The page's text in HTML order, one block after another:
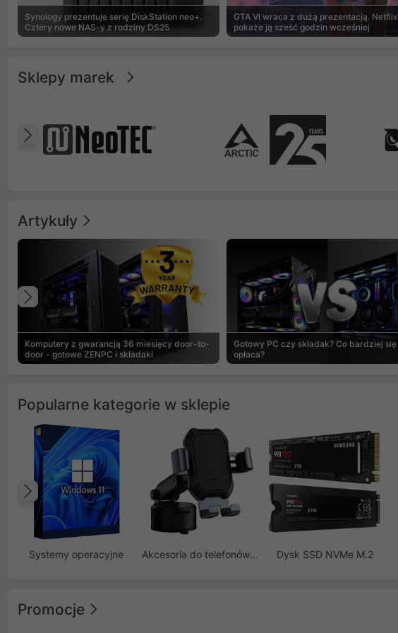
Synology prezentuje serię DiskStation neo+.
Cztery nowe NAS-y z rodziny DS25
GTA VI wraca z dużą prezentacją. Netflix
pokaże ją sześć godzin wcześniej
Sklepy marek
Poprzedni
Artykuły
Komputery z gwarancją 36 miesięcy door-to-
door - gotowe ZENPC i składaki
Gotowy PC czy składak? Co bardziej się
opłaca?
Poprzedni
Popularne kategorie w sklepie
Systemy operacyjne Akcesoria do telefonów GSM Dysk SSD NVMe M.2
Poprzedni
Promocje